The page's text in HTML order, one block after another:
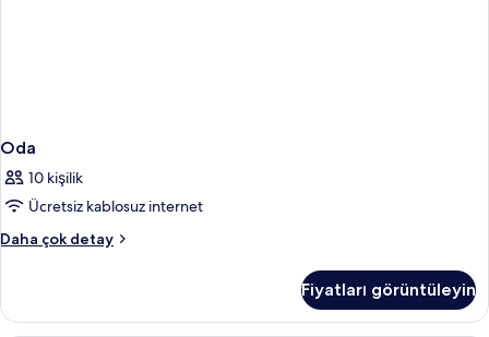
Oda
10 kişilik
Ücretsiz kablosuz internet
Daha çok detay
Oda
detay
Fiyatları görüntüleyin